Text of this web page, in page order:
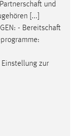
Partnerschaft und
[...]
- Bereitschaft
zur